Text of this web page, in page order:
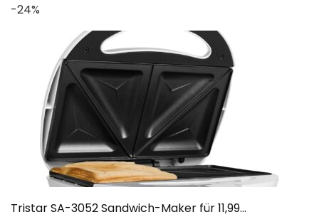
-24%
Tristar SA-3052 Sandwich-Maker für 11,99...